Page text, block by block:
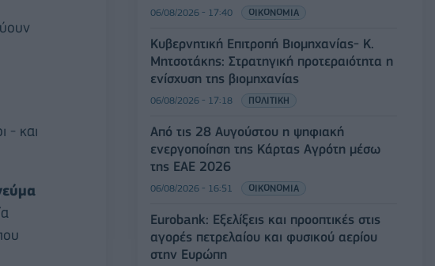
- και
06/08/2026 - 17:40 ΟΙΚΟΝΟΜΙΑ
Κυβερνητική Επιτροπή Βιομηχανίας- Κ.
Μητσοτάκης: Στρατηγική προτεραιότητα η
ενίσχυση της βιομηχανίας
06/08/2026 - 17:18 ΠΟΛΙΤΙΚΗ
Από τις 28 Αυγούστου η ψηφιακή
ενεργοποίηση της Κάρτας Αγρότη μέσω
της ΕΑΕ 2026
06/08/2026 - 16:51 ΟΙΚΟΝΟΜΙΑ
Eurobank: Εξελίξεις και προοπτικές στις
αγορές πετρελαίου και φυσικού αερίου
στην Ευρώπη